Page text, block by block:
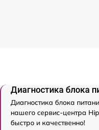
Диагностика блока
Диагностика блока
нашего сервис-центра
быстро и качественно!